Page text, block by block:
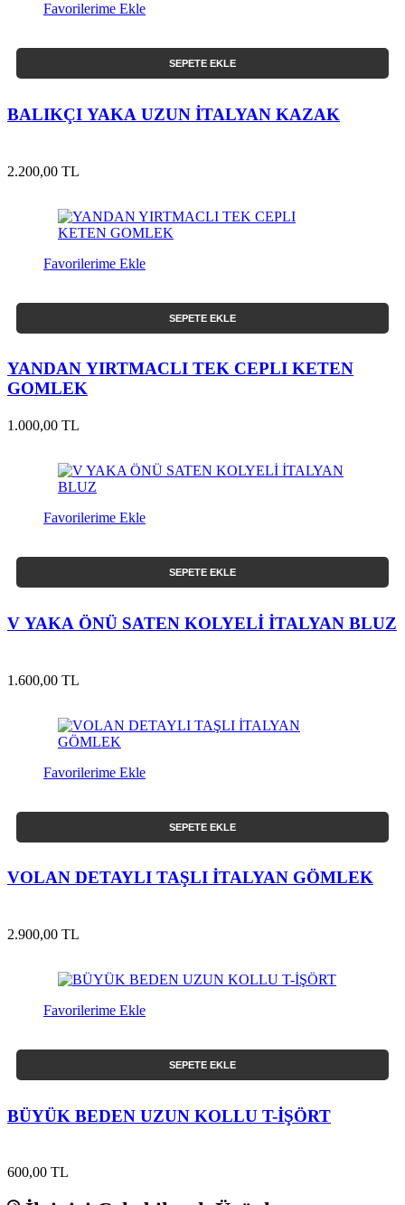
Favorilerime Ekle
SEPETE EKLE
BALIKÇI YAKA UZUN İTALYAN KAZAK
2.200,00 TL
Favorilerime Ekle
SEPETE EKLE
YANDAN YIRTMACLI TEK CEPLI KETEN
GOMLEK
1.000,00 TL
Favorilerime Ekle
SEPETE EKLE
V YAKA ÖNÜ SATEN KOLYELİ İTALYAN BLUZ
1.600,00 TL
Favorilerime Ekle
SEPETE EKLE
VOLAN DETAYLI TAŞLI İTALYAN GÖMLEK
2.900,00 TL
Favorilerime Ekle
SEPETE EKLE
BÜYÜK BEDEN UZUN KOLLU T-İŞÖRT
600,00 TL